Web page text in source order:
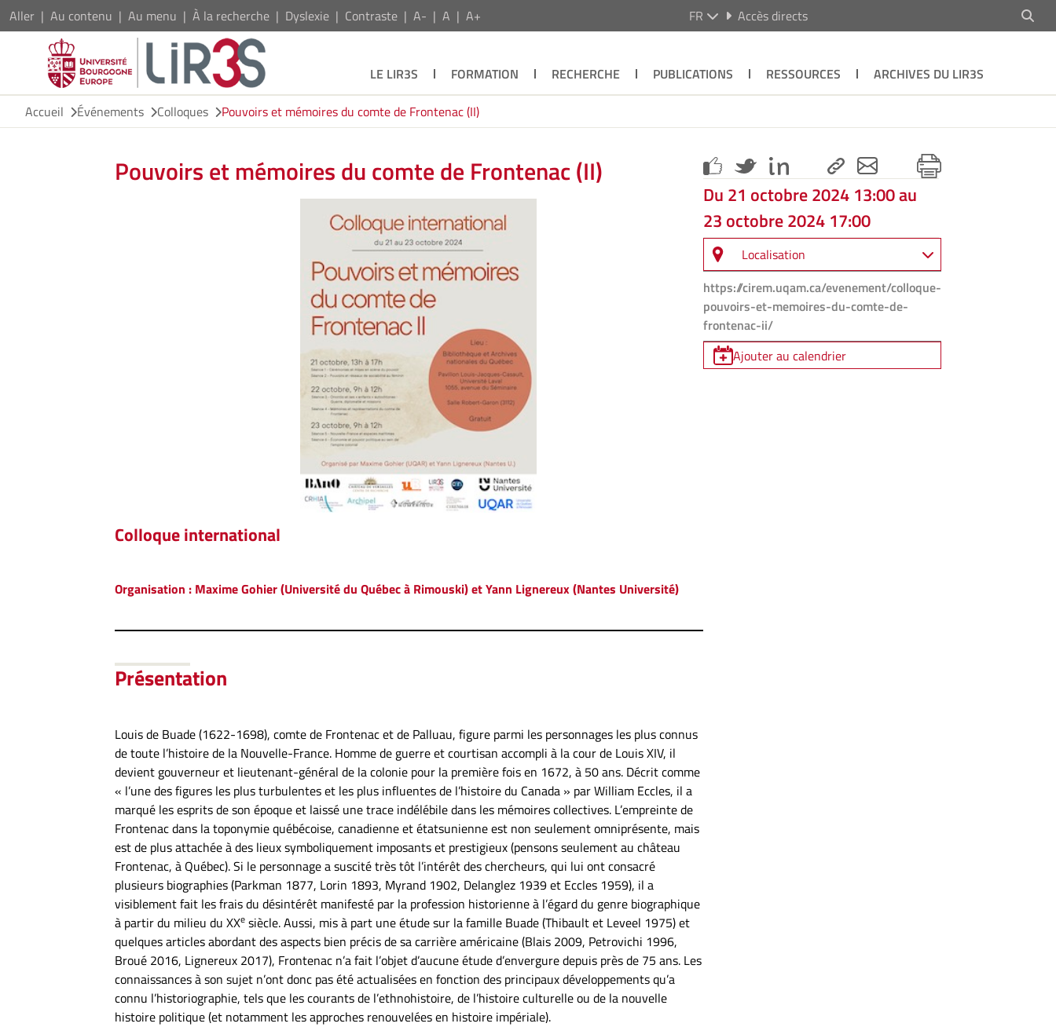
Aller Au contenu Au menu À la recherche Dyslexie Contraste A- A A+ FR Accès directs
LE LIR3S FORMATION RECHERCHE PUBLICATIONS RESSOURCES
ARCHIVES DU LIR3S
Accueil
Événements Colloques Pouvoirs et mémoires du comte de Frontenac (II)
Pouvoirs et mémoires du comte de Frontenac (II)
Colloqueinternational
Organisation : Maxime Gohier (Université du Québec à Rimouski) et Yann Lignereux (Nantes Université)
Présentation
Louis de Buade (1622-1698), comte de Frontenac et de Palluau, figure parmi les personnages les plus connus
de toute l’histoire de la Nouvelle-France. Homme de guerre et courtisan accompli à la cour de Louis XIV, il
devient gouverneur et lieutenant-général de la colonie pour la première fois en 1672, à 50 ans. Décrit comme
« l’une des figures les plus turbulentes et les plus influentes de l’histoire du Canada » par William Eccles, il a
marqué les esprits de son époque et laissé une trace indélébile dans les mémoires collectives. L’empreinte de
Frontenac dans la toponymie québécoise, canadienne et étatsunienne est non seulement omniprésente, mais
est de plus attachée à des lieux symboliquement imposants et prestigieux (pensons seulement au château
Frontenac, à Québec). Si le personnage a suscité très tôt l’intérêt des chercheurs, qui lui ont consacré
plusieurs biographies (Parkman 1877, Lorin 1893, Myrand 1902, Delanglez 1939 et Eccles 1959), il a
visiblement fait les frais du désintérêt manifesté par la profession historienne à l’égard du genre biographique
à partir du milieu du XXe siècle. Aussi, mis à part une étude sur la famille Buade (Thibault et Leveel 1975) et
quelques articles abordant des aspects bien précis de sa carrière américaine (Blais 2009, Petrovichi 1996,
Broué 2016, Lignereux 2017), Frontenac n’a fait l’objet d’aucune étude d’envergure depuis près de 75 ans. Les
connaissances à son sujet n’ont donc pas été actualisées en fonction des principaux développements qu’a
connu l’historiographie, tels que les courants de l’ethnohistoire, de l’histoire culturelle ou de la nouvelle
histoire politique (et notamment les approches renouvelées en histoire impériale).
Du 21 octobre 2024 13:00 au
23 octobre 2024 17:00
Localisation
https://cirem.uqam.ca/evenement/colloque-
pouvoirs-et-memoires-du-comte-de-
frontenac-ii/
Ajouter au calendrier